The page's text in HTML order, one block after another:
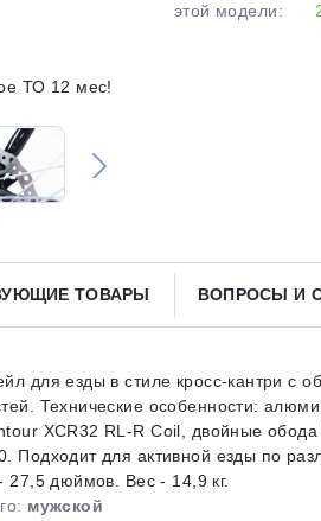
ТО 12 мес!
этой модели:
ТОВАРЫ ВОПРОСЫ И
для езды в стиле кросс-кантри с
Технические особенности:
XCR32 RL-R Coil, двойные
Подходит для активной езды по
27,5 дюймов. Вес - 14,9 кг.
мужской
сегодня только
банка
Плайтом